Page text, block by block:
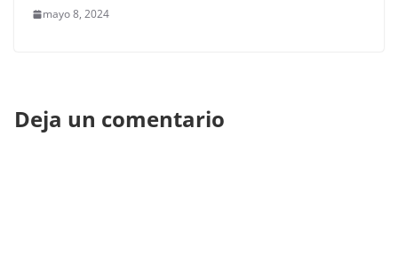
mayo 8, 2024
Deja un comentario